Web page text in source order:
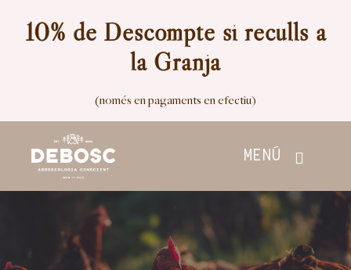
10% de Descompte si reculls a
la Granja
(només en pagaments en efectiu)
MENÚ